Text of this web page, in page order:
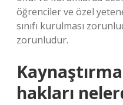
öğrenciler ve özel
sınıfı kurulması
zorunludur.
hakları